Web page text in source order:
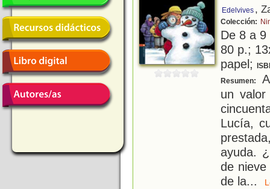
Edelvives ,
Colección:
De 8 a
80 p.;
papel;
Resumen:
un
Lucía,
ayuda.
de
de la...